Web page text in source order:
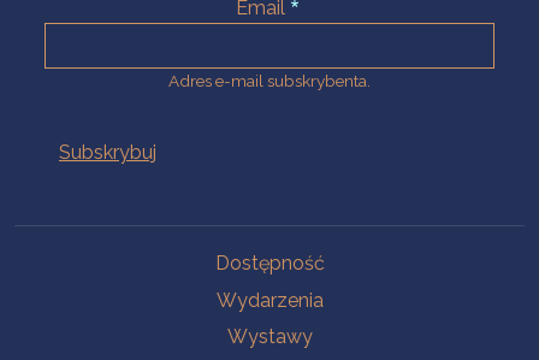
Email
Adres e-mail subskrybenta.
Dostępność
Wydarzenia
Wystawy